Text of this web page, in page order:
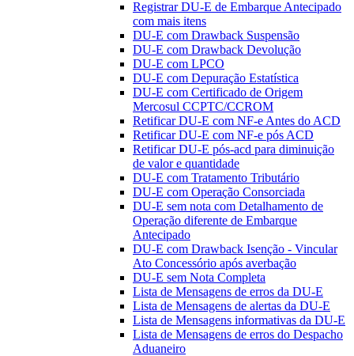
Registrar DU-E de Embarque Antecipado
com mais itens
DU-E com Drawback Suspensão
DU-E com Drawback Devolução
DU-E com LPCO
DU-E com Depuração Estatística
DU-E com Certificado de Origem
Mercosul CCPTC/CCROM
Retificar DU-E com NF-e Antes do ACD
Retificar DU-E com NF-e pós ACD
Retificar DU-E pós-acd para diminuição
de valor e quantidade
DU-E com Tratamento Tributário
DU-E com Operação Consorciada
DU-E sem nota com Detalhamento de
Operação diferente de Embarque
Antecipado
DU-E com Drawback Isenção - Vincular
Ato Concessório após averbação
DU-E sem Nota Completa
Lista de Mensagens de erros da DU-E
Lista de Mensagens de alertas da DU-E
Lista de Mensagens informativas da DU-E
Lista de Mensagens de erros do Despacho
Aduaneiro